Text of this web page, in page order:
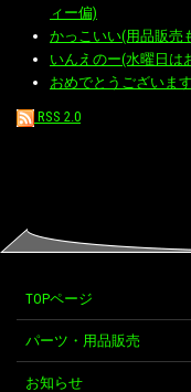
ィー偏)
かっこいい(用品販売
いんえのー(水曜日は
おめでとうございま
RSS 2.0
TOPページ
パーツ・用品販売
お知らせ